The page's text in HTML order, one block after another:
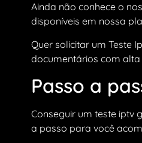
Ainda não conhece o
disponíveis em nossa
Quer solicitar um Teste
documentários com
Passo a
Conseguir um teste iptv
a passo para você